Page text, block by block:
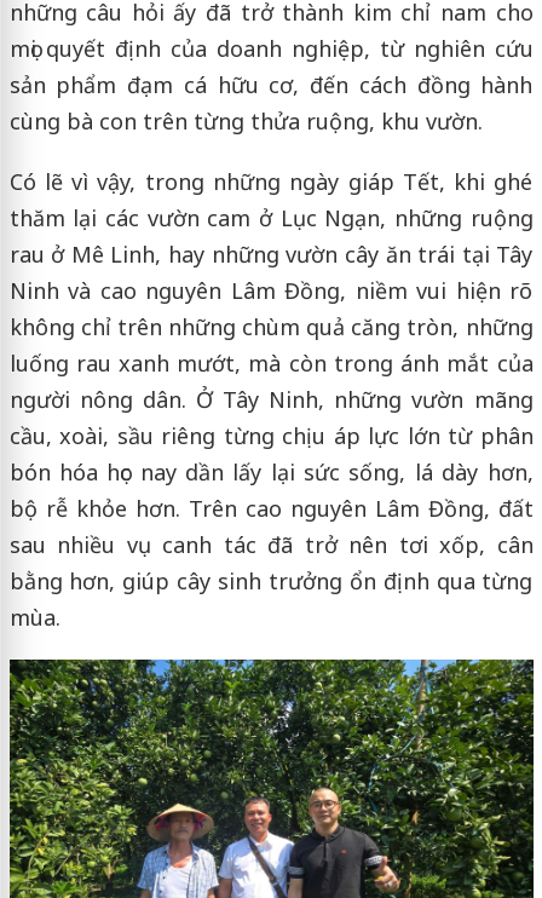
những câu hỏi ấy đã trở thành kim chỉ nam cho
mọi quyết định của doanh nghiệp, từ nghiên cứu
sản phẩm đạm cá hữu cơ, đến cách đồng hành
cùng bà con trên từng thửa ruộng, khu vườn.
Có lẽ vì vậy, trong những ngày giáp Tết, khi ghé
thăm lại các vườn cam ở Lục Ngạn, những ruộng
rau ở Mê Linh, hay những vườn cây ăn trái tại Tây
Ninh và cao nguyên Lâm Đồng, niềm vui hiện rõ
không chỉ trên những chùm quả căng tròn, những
luống rau xanh mướt, mà còn trong ánh mắt của
người nông dân. Ở Tây Ninh, những vườn mãng
cầu, xoài, sầu riêng từng chịu áp lực lớn từ phân
bón hóa học nay dần lấy lại sức sống, lá dày hơn,
bộ rễ khỏe hơn. Trên cao nguyên Lâm Đồng, đất
sau nhiều vụ canh tác đã trở nên tơi xốp, cân
bằng hơn, giúp cây sinh trưởng ổn định qua từng
mùa.